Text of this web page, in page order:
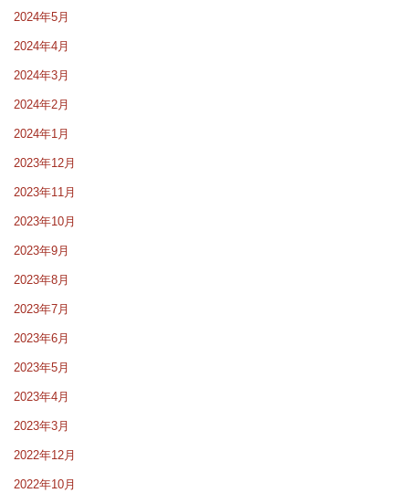
2024年5月
2024年4月
2024年3月
2024年2月
2024年1月
2023年12月
2023年11月
2023年10月
2023年9月
2023年8月
2023年7月
2023年6月
2023年5月
2023年4月
2023年3月
2022年12月
2022年10月